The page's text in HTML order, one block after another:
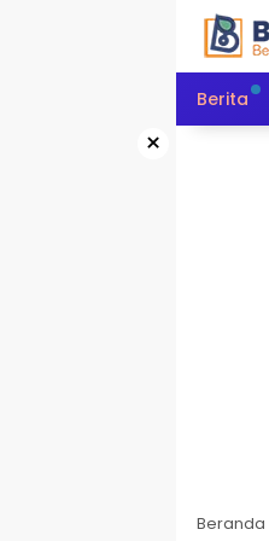
Berita
×
Beranda